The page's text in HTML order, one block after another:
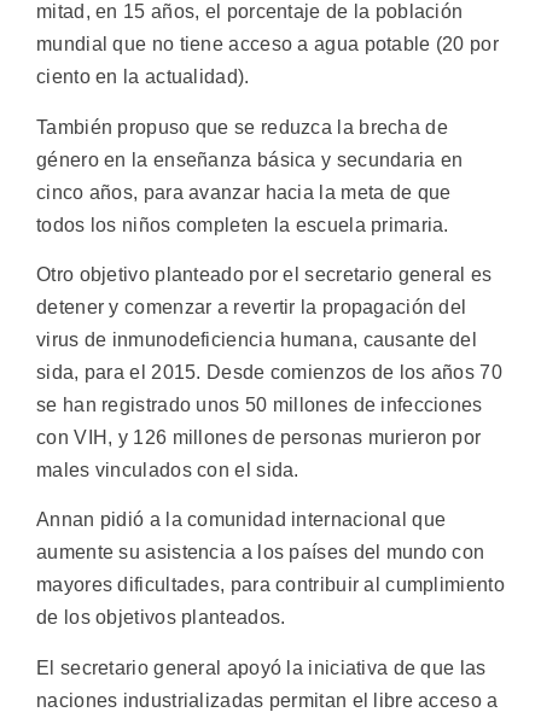
mitad, en 15 años, el porcentaje de la población
mundial que no tiene acceso a agua potable (20 por
ciento en la actualidad).
También propuso que se reduzca la brecha de
género en la enseñanza básica y secundaria en
cinco años, para avanzar hacia la meta de que
todos los niños completen la escuela primaria.
Otro objetivo planteado por el secretario general es
detener y comenzar a revertir la propagación del
virus de inmunodeficiencia humana, causante del
sida, para el 2015. Desde comienzos de los años 70
se han registrado unos 50 millones de infecciones
con VIH, y 126 millones de personas murieron por
males vinculados con el sida.
Annan pidió a la comunidad internacional que
aumente su asistencia a los países del mundo con
mayores dificultades, para contribuir al cumplimiento
de los objetivos planteados.
El secretario general apoyó la iniciativa de que las
naciones industrializadas permitan el libre acceso a